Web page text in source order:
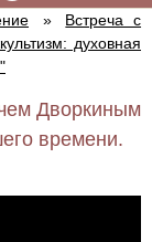
»
Встреча с
духовная
Дворкиным
времени.